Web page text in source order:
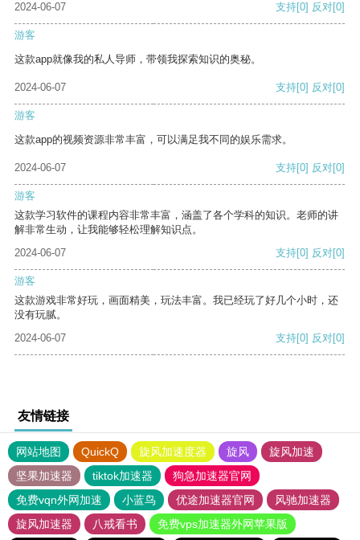
2024-06-07
支持[0] 反对[0]
游客
这款app就像我的私人导师，带领我探索知识的奥秘。
2024-06-07 支持[0] 反对[0]
游客
这款app的视频资源非常丰富，可以满足我不同的娱乐需求。
2024-06-07 支持[0] 反对[0]
游客
这款学习软件的课程内容非常丰富，涵盖了各个学科的知识。老师的讲
解非常生动，让我能够轻松理解知识点。
2024-06-07
支持[0] 反对[0]
游客
这款游戏非常好玩，画面精美，玩法丰富。我已经玩了好几个小时，还
没有玩腻。
2024-06-07
支持[0] 反对[0]
友情链接
网站地图 QuickQ 旋风加速度器 旋风
旋风加速
坚果加速器
tiktok加速器
狗急加速器官网
免费vqn外网加速
小蓝鸟 优途加速器官网
风驰加速器
旋风加速器
八戒看书 免费vps加速器外网苹果版